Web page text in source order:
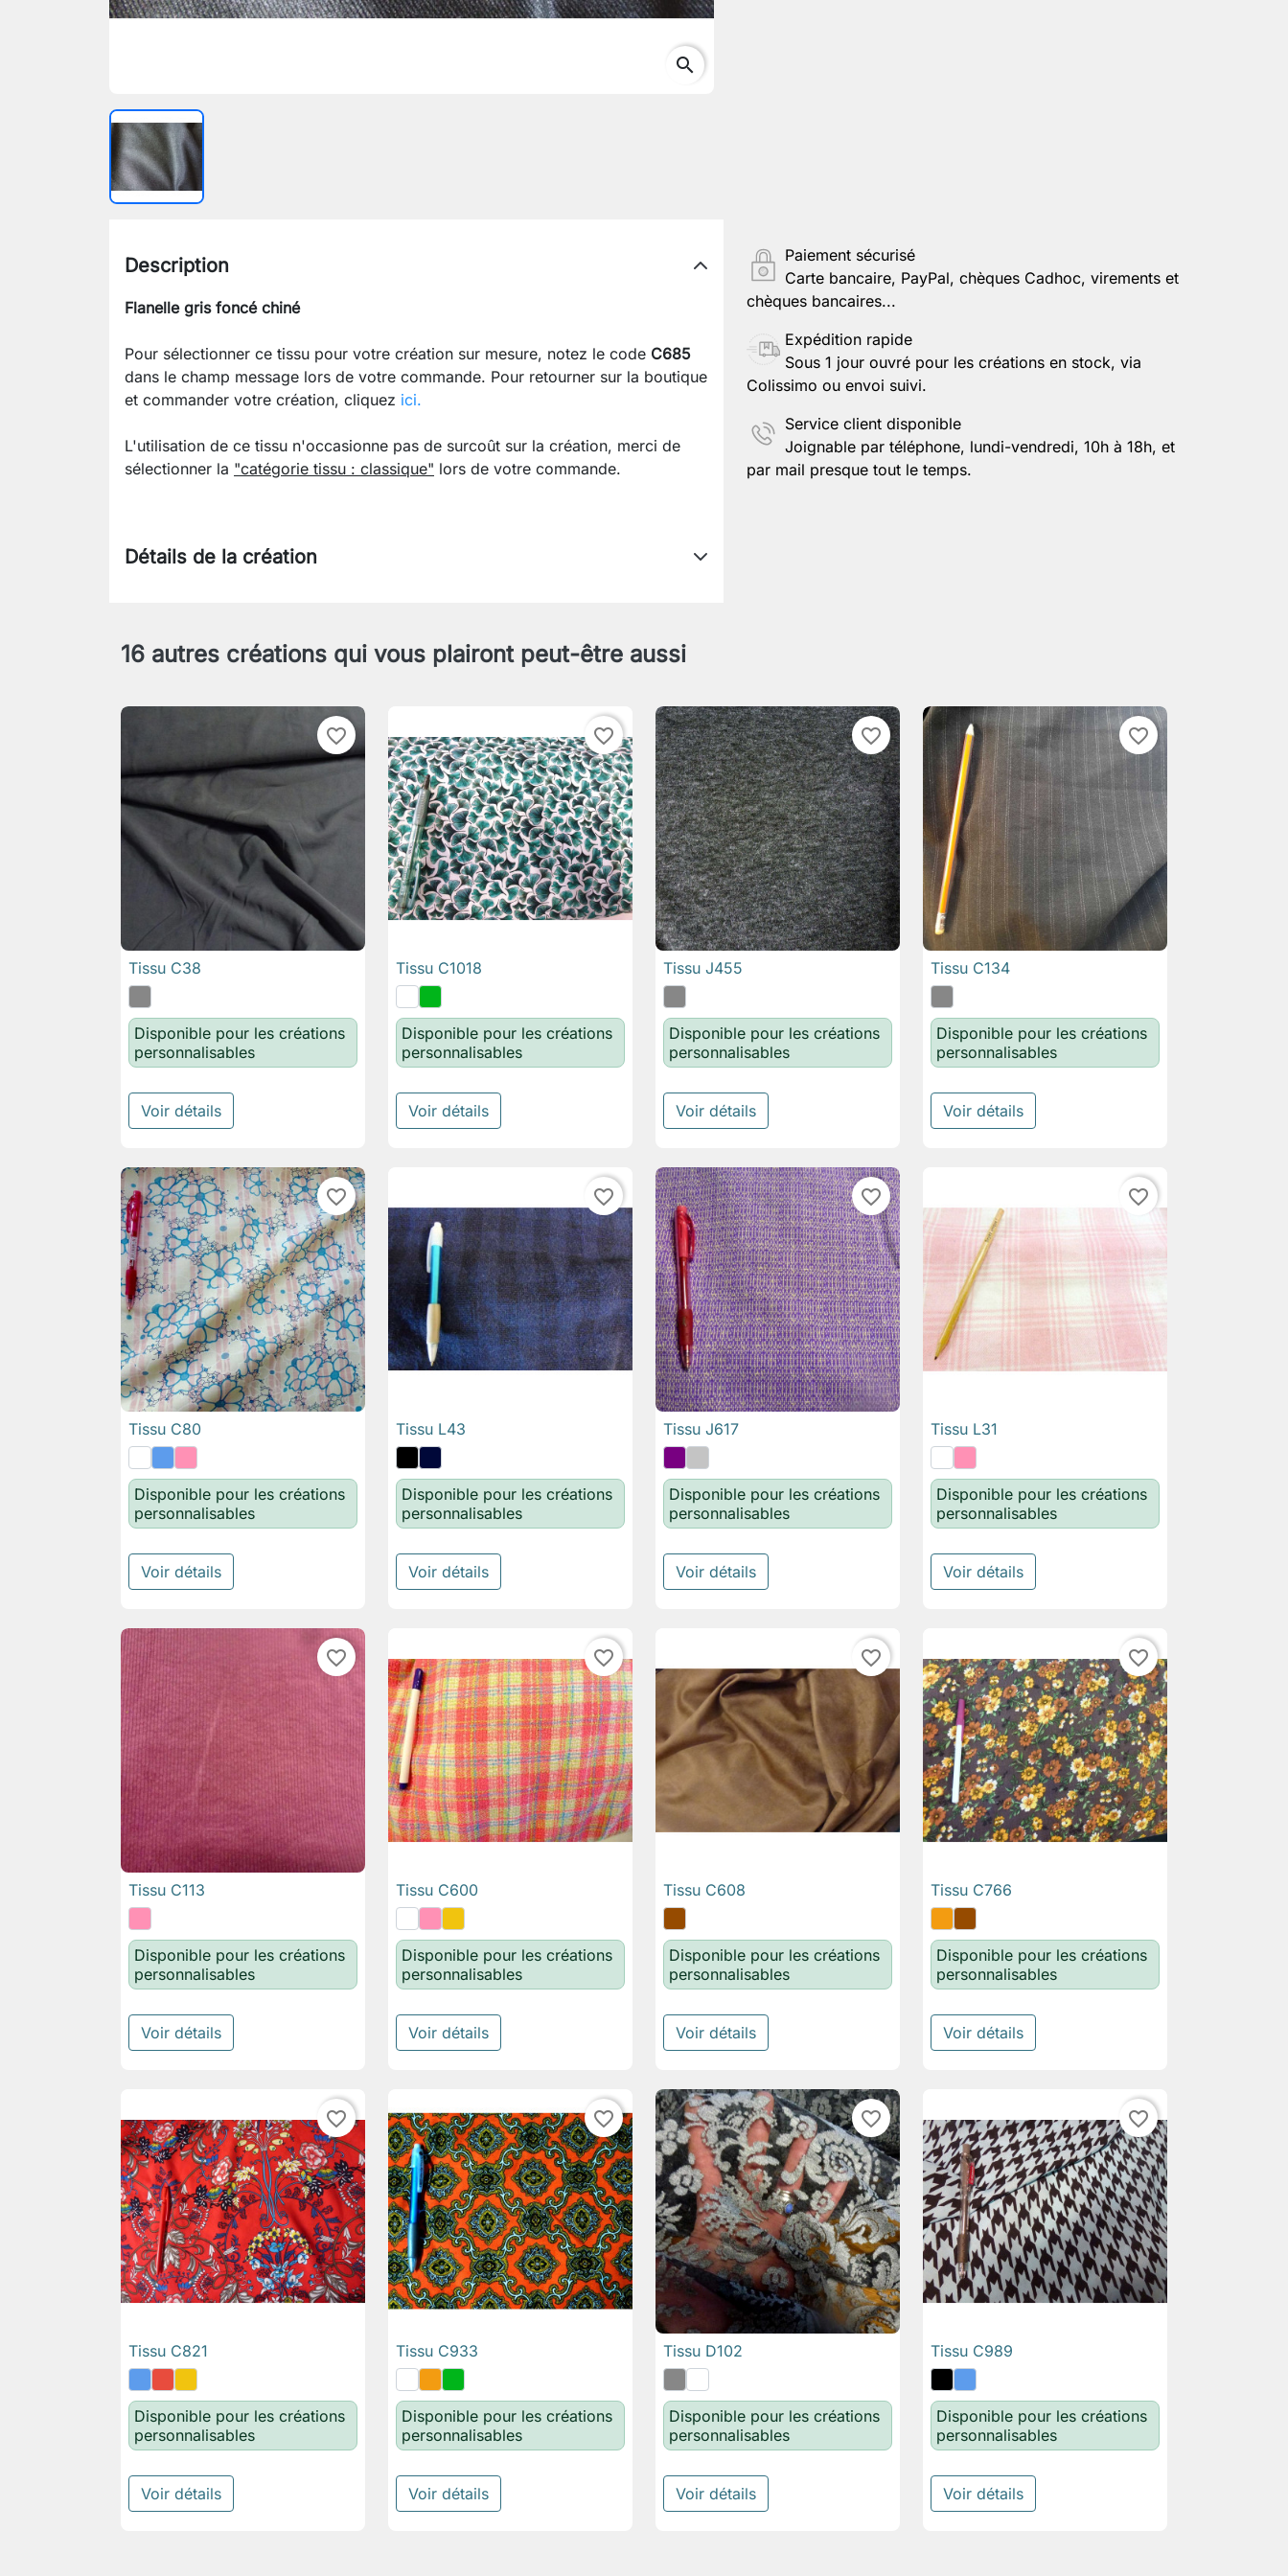
search
Paiement sécurisé
Carte bancaire, PayPal, chèques Cadhoc, virements et
chèques bancaires...
Expédition rapide
Sous 1 jour ouvré pour les créations en stock, via
Colissimo ou envoi suivi.
Service client disponible
Joignable par téléphone, lundi-vendredi, 10h à 18h, et
par mail presque tout le temps.
Description
Flanelle gris foncé chiné
Pour sélectionner ce tissu pour votre création sur mesure, notez le code C685
dans le champ message lors de votre commande. Pour retourner sur la boutique
et commander votre création, cliquez ici.
L'utilisation de ce tissu n'occasionne pas de surcoût sur la création, merci de
sélectionner la "catégorie tissu : classique" lors de votre commande.
Détails de la création
16 autres créations qui vous plairont peut-être aussi
favorite_border

Tissu C38
Disponible pour les créations
personnalisables
Voir détails
favorite_border
 Aperçu rapide
Tissu C1018
Disponible pour les créations
personnalisables
Voir détails
favorite_border
 Aperçu rapide
Tissu J455
Disponible pour les créations
personnalisables
Voir détails
favorite_border
 Aperçu rapide
Tissu C134
Disponible pour les créations
personnalisables
Voir détails
favorite_border

Tissu C80
Disponible pour les créations
personnalisables
Voir détails
favorite_border

Tissu L43
Disponible pour les créations
personnalisables
Voir détails
favorite_border

Tissu J617
Disponible pour les créations
personnalisables
Voir détails
favorite_border

Tissu L31
Disponible pour les créations
personnalisables
Voir détails
favorite_border
 Aperçu rapide
Tissu C113
Disponible pour les créations
personnalisables
Voir détails
favorite_border
 Aperçu rapide
Tissu C600
Disponible pour les créations
personnalisables
Voir détails
favorite_border
 Aperçu rapide
Tissu C608
Disponible pour les créations
personnalisables
Voir détails
favorite_border
 Aperçu rapide
Tissu C766
Disponible pour les créations
personnalisables
Voir détails
favorite_border
 Aperçu rapide
Tissu C821
Disponible pour les créations
personnalisables
Voir détails
favorite_border
 Aperçu rapide
Tissu C933
Disponible pour les créations
personnalisables
Voir détails
favorite_border
 Aperçu rapide
Tissu D102
Disponible pour les créations
personnalisables
Voir détails
favorite_border
 Aperçu rapide
Tissu C989
Disponible pour les créations
personnalisables
Voir détails